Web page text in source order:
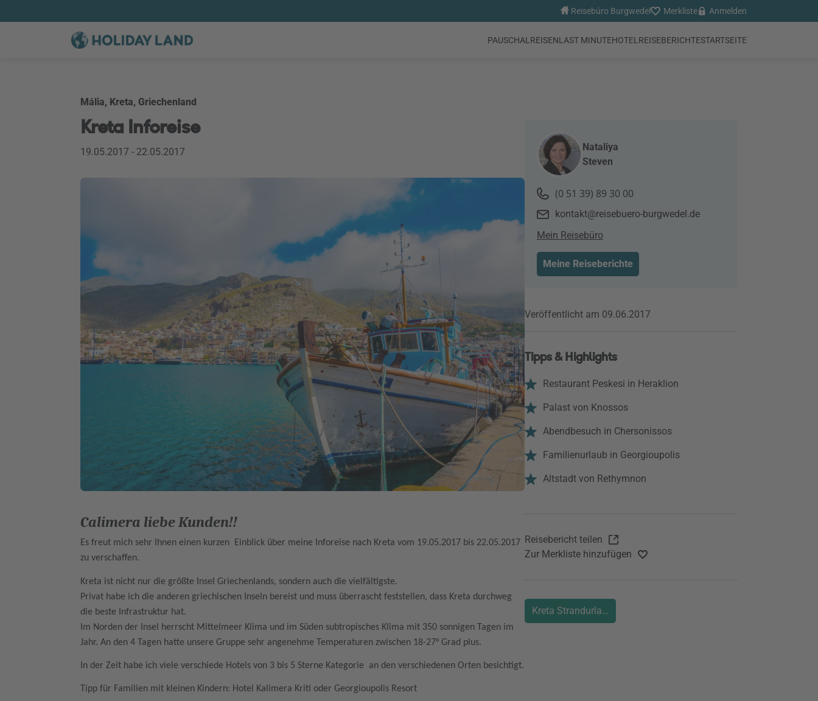
Reisebüro Burgwedel Merkliste Anmelden
PAUSCHALREISENLAST MINUTEHOTEL REISEBERICHTESTARTSEITE
Mália, Kreta, Griechenland
Kreta Inforeise
19.05.2017 - 22.05.2017
Calimera liebe Kunden!!
Es freut mich sehr Ihnen einen kurzen Einblick über meine Inforeise nach Kreta vom 19.05.2017 bis 22.05.2017
zu verschaffen.
Kreta ist nicht nur die größte Insel Griechenlands, sondern auch die vielfältigste.
Privat habe ich die anderen griechischen Inseln bereist und muss überrascht feststellen, dass Kreta durchweg
die beste Infrastruktur hat.
Im Norden der Insel herrscht Mittelmeer Klima und im Süden subtropisches Klima mit 350 sonnigen Tagen im
Jahr. An den 4 Tagen hatte unsere Gruppe sehr angenehme Temperaturen zwischen 18-27° Grad plus.
In der Zeit habe ich viele verschiede Hotels von 3 bis 5 Sterne Kategorie an den verschiedenen Orten besichtigt.
Tipp für Familien mit kleinen Kindern: Hotel Kalimera Kriti oder Georgioupolis Resort
Nataliya
Steven
(0 51 39) 89 30 00
kontakt@reisebuero-burgwedel.de
Mein Reisebüro
Meine Reiseberichte
Veröffentlicht am 09.06.2017
Tipps & Highlights
Restaurant Peskesi in Heraklion
Palast von Knossos
Abendbesuch in Chersonissos
Familienurlaub in Georgioupolis
Altstadt von Rethymnon
Reisebericht teilen
Zur Merkliste hinzufügen
Kreta Strandurlaub Wanderurlaub Familienurlaub Natur